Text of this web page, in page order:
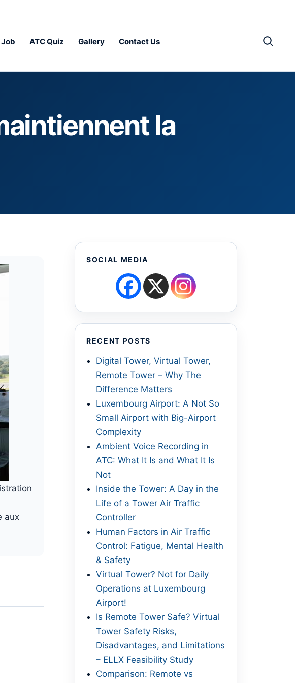
Job ATC Quiz Gallery Contact Us
la
aux
SOCIAL MEDIA
RECENT POSTS
Digital Tower, Virtual Tower,
Remote Tower – Why The
Difference Matters
Luxembourg Airport: A Not So
Small Airport with Big-Airport
Complexity
Ambient Voice Recording in
ATC: What It Is and What It Is
Not
Inside the Tower: A Day in the
Life of a Tower Air Traffic
Controller
Human Factors in Air Traffic
Control: Fatigue, Mental Health
& Safety
Virtual Tower? Not for Daily
Operations at Luxembourg
Airport!
Is Remote Tower Safe? Virtual
Tower Safety Risks,
Disadvantages, and Limitations
– ELLX Feasibility Study
Comparison: Remote vs